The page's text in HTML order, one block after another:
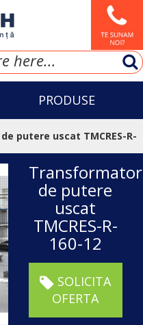
PRODUSE
putere uscat TMCRES-R-
Transformator
de putere
uscat
TMCRES-R-
160-12
SOLICITA
OFERTA